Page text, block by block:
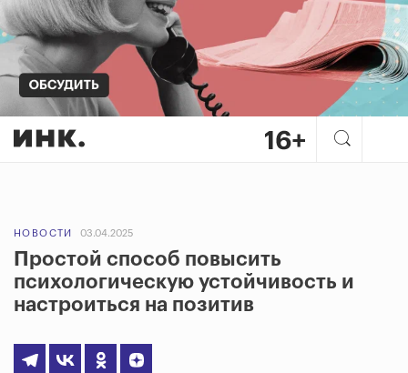
НОВОСТИ 03.04.2025
Простой способ повысить
психологическую устойчивость и
настроиться на позитив